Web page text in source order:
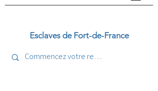
Esclaves de Fort-de-France